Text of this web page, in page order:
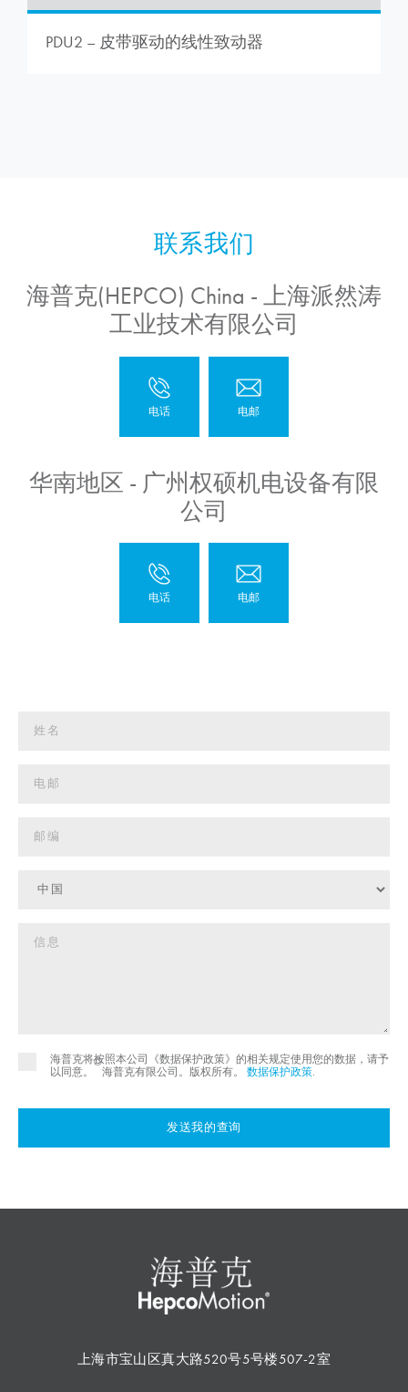
PDU2 – 皮带驱动的线性致动器
海普克(HEPCO) China - 上海派然涛
工业技术有限公司
华南地区 - 广州权硕机电设备有限
公司
海普克将按照本公司《数据保护政策》的相关规定使用您的数据，请予
以同意。
©
海普克有限公司。版权所有。 数据保护政策
发送我的查询
上海市宝山区真大路520号5号楼507-2室